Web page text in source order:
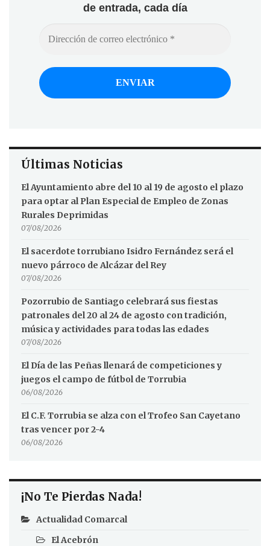
de entrada, cada día
Últimas Noticias
El Ayuntamiento abre del 10 al 19 de agosto el plazo
para optar al Plan Especial de Empleo de Zonas
Rurales Deprimidas
07/08/2026
El sacerdote torrubiano Isidro Fernández será el
nuevo párroco de Alcázar del Rey
07/08/2026
Pozorrubio de Santiago celebrará sus fiestas
patronales del 20 al 24 de agosto con tradición,
música y actividades para todas las edades
07/08/2026
El Día de las Peñas llenará de competiciones y
juegos el campo de fútbol de Torrubia
06/08/2026
El C.F. Torrubia se alza con el Trofeo San Cayetano
tras vencer por 2-4
06/08/2026
¡No Te Pierdas Nada!
Actualidad Comarcal
El Acebrón